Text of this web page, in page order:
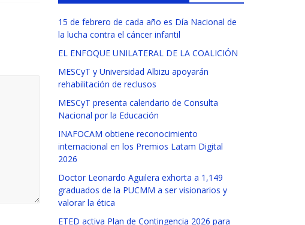
15 de febrero de cada año es Día Nacional de
la lucha contra el cáncer infantil
EL ENFOQUE UNILATERAL DE LA COALICIÓN
MESCyT y Universidad Albizu apoyarán
rehabilitación de reclusos
MESCyT presenta calendario de Consulta
Nacional por la Educación
INAFOCAM obtiene reconocimiento
internacional en los Premios Latam Digital
2026
Doctor Leonardo Aguilera exhorta a 1,149
graduados de la PUCMM a ser visionarios y
valorar la ética
ETED activa Plan de Contingencia 2026 para